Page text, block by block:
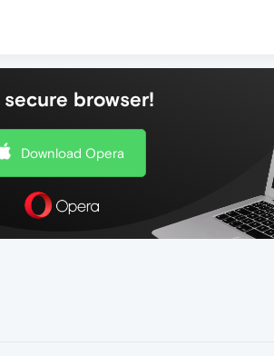
browser!
Download Opera